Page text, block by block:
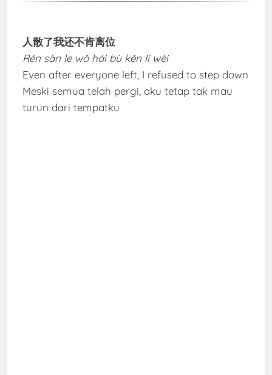
人散了我还不肯离位
Rén sàn le wǒ hái bù kěn lí wèi
Even after everyone left, I refused to step down
Meski semua telah pergi, aku tetap tak mau
turun dari tempatku